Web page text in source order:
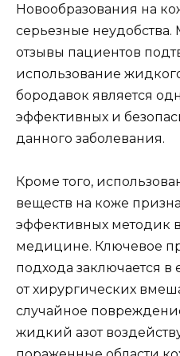
Новообразования на
серьезные
отзывы пациентов
использование
бородавок является
эффективных и
данного заболевания.
Кроме того,
веществ на коже
эффективных методик в
медицине. Ключевое
подхода заключается в
от хирургических
случайное
жидкий азот